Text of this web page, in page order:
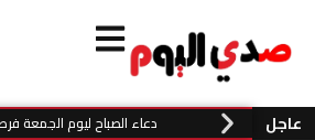
عاجل دعاء الصباح ليوم الجمعة